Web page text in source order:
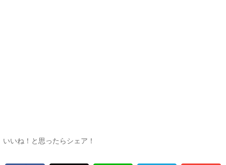
いいね！と思ったらシェア！